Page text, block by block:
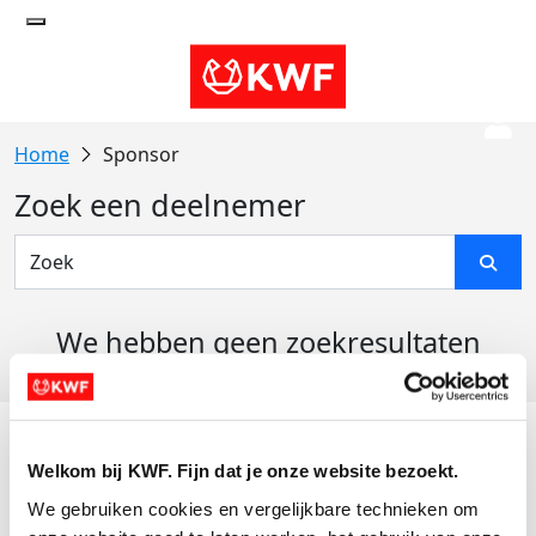
Welkom bij KWF. Fijn dat je onze website bezoekt.
We gebruiken cookies en vergelijkbare technieken om
Sponsor
Zoek een deelnemer
We hebben geen zoekresultaten
Actiematerialen
Evenementen